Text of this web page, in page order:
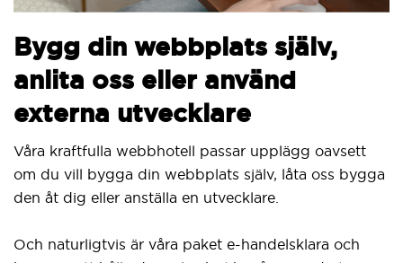
din webbplats själv,
oss eller använd
utvecklare
webbhotell passar upplägg oavsett
bygga din webbplats själv, låta oss bygga
eller anställa en utvecklare.
är våra paket e-handelsklara och
Bygg
Du når